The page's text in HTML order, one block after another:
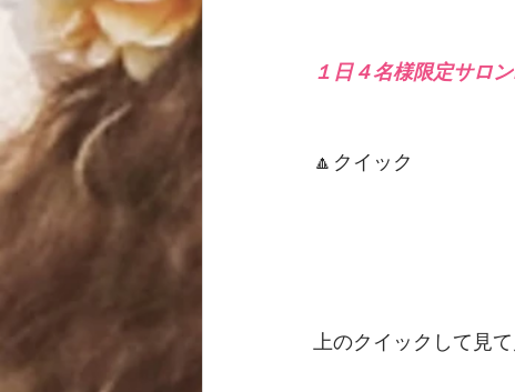
１日４名様限定サロ
🔼クイック
上のクイックして見